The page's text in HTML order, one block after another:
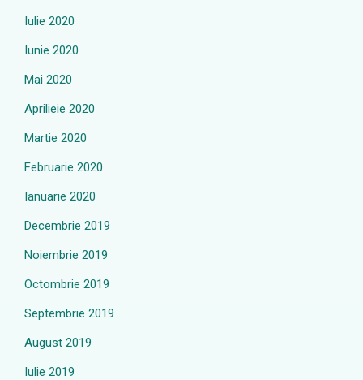
Iulie 2020
Iunie 2020
Mai 2020
Aprilieie 2020
Martie 2020
Februarie 2020
Ianuarie 2020
Decembrie 2019
Noiembrie 2019
Octombrie 2019
Septembrie 2019
August 2019
Iulie 2019